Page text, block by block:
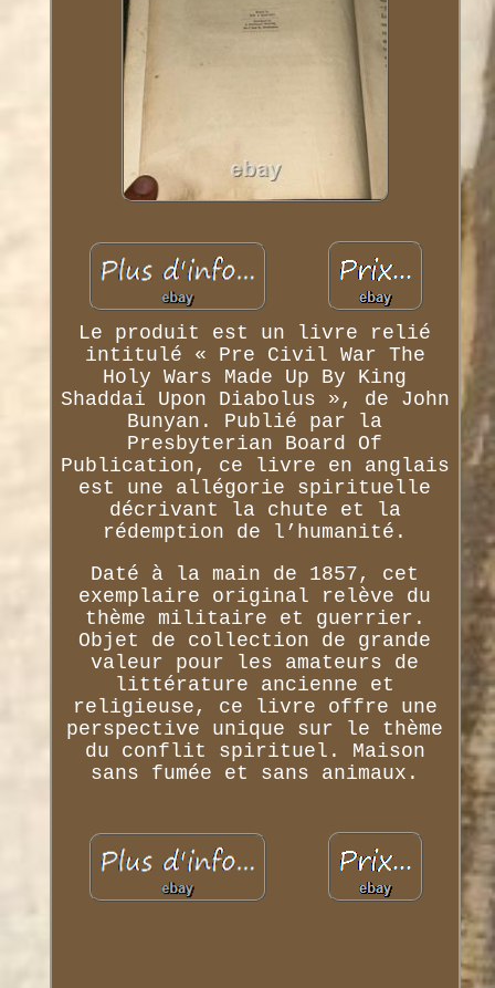
Le produit est un livre relié
intitulé « Pre Civil War The
Holy Wars Made Up By King
Shaddai Upon Diabolus », de John
Bunyan. Publié par la
Presbyterian Board Of
Publication, ce livre en anglais
est une allégorie spirituelle
décrivant la chute et la
rédemption de l’humanité.
Daté à la main de 1857, cet
exemplaire original relève du
thème militaire et guerrier.
Objet de collection de grande
valeur pour les amateurs de
littérature ancienne et
religieuse, ce livre offre une
perspective unique sur le thème
du conflit spirituel. Maison
sans fumée et sans animaux.